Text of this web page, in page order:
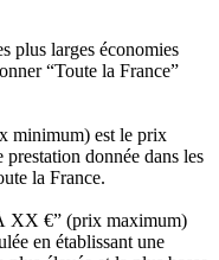
plus larges économies
“Toute la France”
minimum) est le prix
donnée dans les
la France.
XX €” (prix maximum)
en établissant une